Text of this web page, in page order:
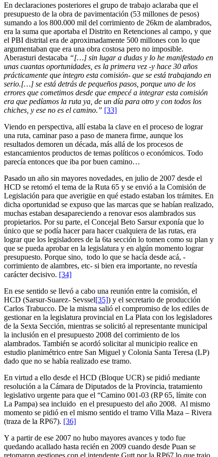
En declaraciones posteriores el grupo de trabajo aclaraba que el
presupuesto de la obra de pavimentación (53 millones de pesos)
sumando a los 800.000 mil del corrimiento de 26km de alambrados,
era la suma que aportaba el Distrito en Retenciones al campo, y que
el PBI distrital era de aproximadamente 500 millones con lo que
argumentaban que era una obra costosa pero no imposible.
Aberasturi destacaba “[…] sin lugar a dudas y lo he manifestado en
unas cuantas oportunidades, es la primera vez -y hace 30 años
prácticamente que integro esta comisión- que se está trabajando en
serio.[…] se está detrás de pequeños pasos, porque uno de los
errores que cometimos desde que empecé a integrar esta comisión
era que pedíamos la ruta ya, de un día para otro y con todos los
chiches, y ese no es el camino.” [33]
Viendo en perspectiva, allí estaba la clave en el proceso de lograr
una ruta, caminar paso a paso de manera firme, aunque los
resultados demoren un década, más allá de los procesos de
estancamientos productos de temas políticos o económicos. Todo
parecía entonces que iba por buen camino…
Pasado un año sin mayores novedades, en julio de 2007 desde el
HCD se retomó el tema de la Ruta 65 y se envió a la Comisión de
Legislación para que averigüe en qué estado estaban los trámites. En
dicha oportunidad se expuso que las marcas que se habían realizado,
muchas estaban desapareciendo a renovar esos alambrados sus
propietarios. Por su parte, el Concejal Beto Sarsur exponía que lo
único que se podía hacer para hacer cualquiera de las rutas, era
lograr que los legisladores de la 6ta sección lo tomen como su plan y
que se pueda aprobar en la legislatura y en algún momento lograr
presupuesto. Porque sino, todo lo que se hacía desde acá, -
corrimiento de alambres, etc- si bien era importante, no revestía
carácter decisivo. [34]
En ese sentido se llevó a cabo una reunión entre la comisión, el
HCD (Sarsur-Suarez- Sevssel[35]) y el secretario de producción
Carlos Trabucco. De la misma salió el compromiso de los ediles de
gestionar en la legislatura provincial en La Plata con los legisladores
de la Sexta Sección, mientras se solicitó al representante municipal
la inclusión en el presupuesto 2008 del corrimiento de los
alambrados. También se acordó solicitar al municipio realice en
estudio planimétrico entre San Miguel y Colonia Santa Teresa (LP)
dado que no se había realizado ese tramo.
En virtud a ello desde el HCD (Bloque UCR) se pidió mediante
resolución a la Cámara de Diputados de la Provincia, tratamiento
legislativo urgente para que el “Camino 001-03 (RP 65, límite con
La Pampa) sea incluido en el presupuesto del año 2008. Al mismo
momento se pidió en el mismo sentido el tramo Villa Maza – Rivera
(traza de la RP67). [36]
Y a partir de ese 2007 no hubo mayores avances y todo fue
quedando acallado hasta recién en 2009 cuando desde Puan se
retomaron gestiones con el intendente Gutt por la RP67 lo que trajo